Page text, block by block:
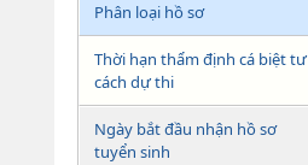
Phân loại hồ sơ
Thời hạn thẩm định cá biệt tư
cách dự thi
Ngày bắt đầu nhận hồ sơ
tuyển sinh